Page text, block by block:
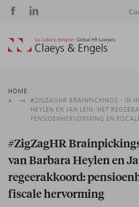
Social
Breadcrumb
HOME
#ZIGZAGHR BRAINPICKINGS - IN
HEYLEN EN JAN LEIN: HET
PENSIOENHERVORMING EN
#ZigZagHR
van Barbara Heylen en
regeerakkoord:
fiscale hervorming